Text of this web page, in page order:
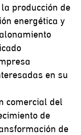
producción de
energética y
en su
comercial del
de
de